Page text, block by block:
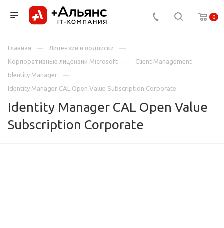
0
Главная
Лицензии и подписки
Корпоративные лицензии Microsoft
Client Management
Identity Manager
Identity Manager CAL Open Value Subscription Corporate
Identity Manager CAL Open Value
Subscription Corporate